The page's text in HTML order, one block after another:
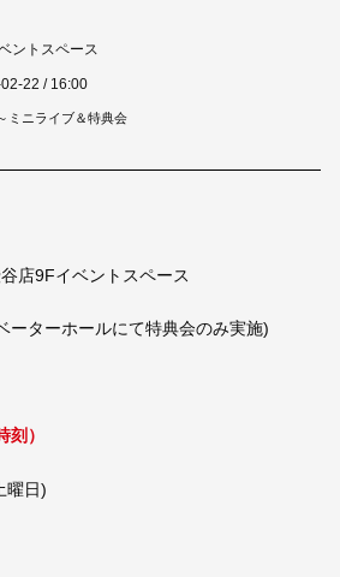
ントスペース
22 / 16:00
ミニライブ＆特典会
店9Fイベントスペース
ーターホールにて特典会のみ実施)
）
曜日)